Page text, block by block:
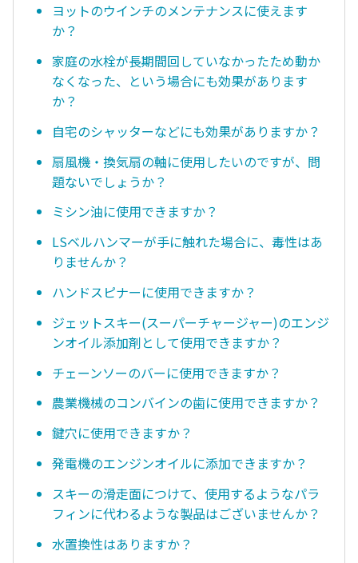
ヨットのウインチのメンテナンスに使えます
か？
家庭の水栓が長期間回していなかったため動か
なくなった、という場合にも効果があります
か？
自宅のシャッターなどにも効果がありますか？
扇風機・換気扇の軸に使用したいのですが、問
題ないでしょうか？
ミシン油に使用できますか？
LSベルハンマーが手に触れた場合に、毒性はあ
りませんか？
ハンドスピナーに使用できますか？
ジェットスキー(スーパーチャージャー)のエンジ
ンオイル添加剤として使用できますか？
チェーンソーのバーに使用できますか？
農業機械のコンバインの歯に使用できますか？
鍵穴に使用できますか？
発電機のエンジンオイルに添加できますか？
スキーの滑走面につけて、使用するようなパラ
フィンに代わるような製品はございませんか？
水置換性はありますか？